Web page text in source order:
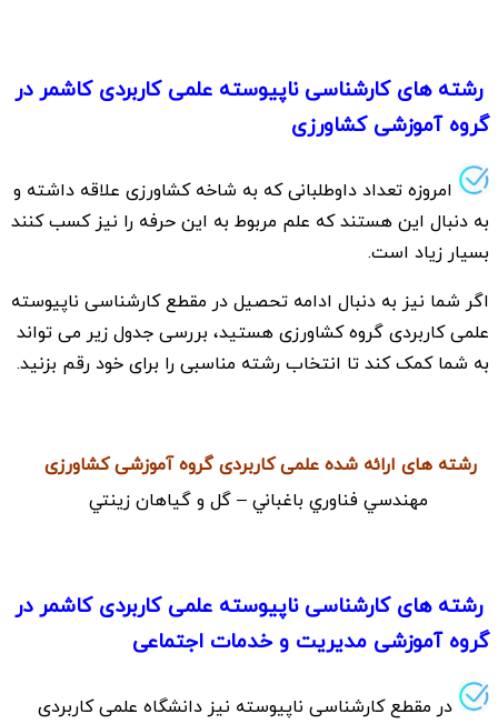
رشته های کارشناسی ناپیوسته علمی کاربردی کاشمر در
گروه آموزشی کشاورزی
امروزه تعداد داوطلبانی که به شاخه کشاورزی علاقه داشته و
به دنبال این هستند که علم مربوط به این حرفه را نیز کسب کنند
بسیار زیاد است.
اگر شما نیز به دنبال ادامه تحصیل در مقطع کارشناسی ناپیوسته
علمی کاربردی گروه کشاورزی هستید، بررسی جدول زیر می تواند
به شما کمک کند تا انتخاب رشته مناسبی را برای خود رقم بزنید.
رشته های ارائه شده علمی کاربردی گروه آموزشی کشاورزی
مهندسي فناوري باغباني – گل و گياهان زينتي
رشته های کارشناسی ناپیوسته علمی کاربردی کاشمر در
گروه آموزشی مدیریت و خدمات اجتماعی
در مقطع کارشناسی ناپیوسته نیز دانشگاه علمی کاربردی